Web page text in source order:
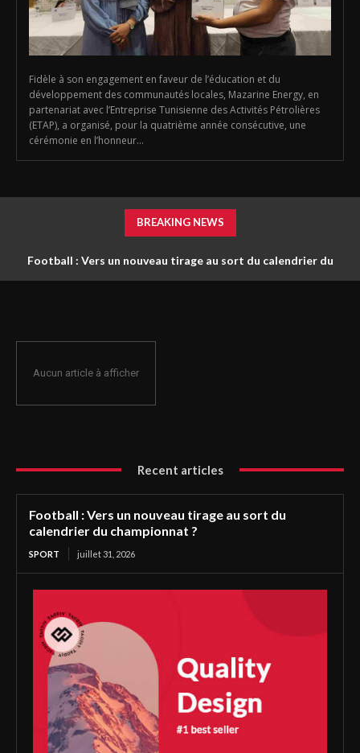
Fidèle à son engagement en faveur de l’éducation et du
développement des communautés locales, Mazarine Energy, en
partenariat avec l’Entreprise Tunisienne des Activités Pétrolières
(ETAP), a organisé, pour la quatrième année consécutive, une
cérémonie en l’honneur...
BREAKING NEWS
Football : Vers un nouveau tirage au sort du calendrier du
Aucun article à afficher
Recent articles
Football : Vers un nouveau tirage au sort du
calendrier du championnat ?
SPORT juillet 31, 2026